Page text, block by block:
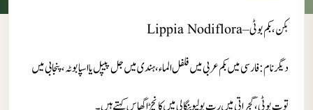
بکن، بکم بوٹی – Lippia Nodiflora
دیگرنام: فارسی میں بکم عربی میں فلفل الماء، ہندی میں جل پیپل یا اسپابوٹہ، پنجابی میں